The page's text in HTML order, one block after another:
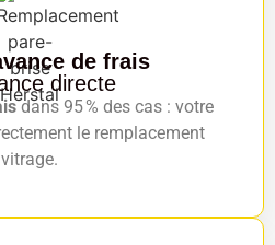
de frais
directe
dans 95 % des cas : votre
le remplacement
vitrage.